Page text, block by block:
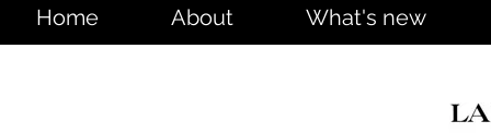
Home About What's new